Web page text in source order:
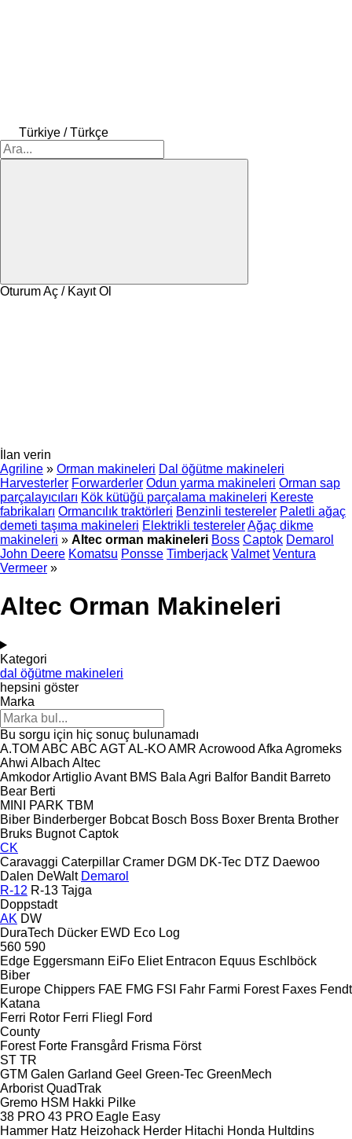
Türkiye / Türkçe
Oturum Aç / Kayıt Ol
İlan verin
Agriline » Orman makineleri Dal öğütme makineleri
Harvesterler Forwarderler Odun yarma makineleri Orman sap
parçalayıcıları Kök kütüğü parçalama makineleri Kereste
fabrikaları Ormancılık traktörleri Benzinli testereler Paletli ağaç
demeti taşıma makineleri Elektrikli testerelerAğaç dikme
makineleri » Altec orman makineleri Boss Captok Demarol
John Deere Komatsu Ponsse Timberjack Valmet Ventura
Vermeer »
Altec Orman Makineleri
Kategori
dal öğütme makineleri
hepsini göster
Marka
Bu sorgu için hiç sonuç bulunamadı
A.TOM ABC ABC AGTAL-KOAMR Acrowood Afka Agromeks
Ahwi Albach Altec
AmkodorArtiglioAvant BMS Bala Agri Balfor Bandit Barreto
Bear Berti
MINI
PARK TBM
Biber Binderberger Bobcat Bosch Boss Boxer Brenta Brother
Bruks Bugnot Captok
CK
Caravaggi Caterpillar Cramer DGM DK-Tec DTZ Daewoo
Dalen DeWalt Demarol
R-12 R-13 Tajga
Doppstadt
AK DW
DuraTech Dücker EWD Eco Log
560 590
Edge Eggersmann EiFo Eliet Entracon Equus Eschlböck
Biber
Europe Chippers FAE FMG FSI Fahr Farmi Forest Faxes Fendt
Katana
Ferri Rotor Ferri Fliegl
Ford
County
Forest Forte Fransgård Frisma Först
ST TR
GTM Galen Garland Geel Green-Tec GreenMech
Arborist QuadTrak
Gremo HSM Hakki Pilke
38 PRO 43 PRO Eagle Easy
Hammer Hatz Heizohack Herder Hitachi Honda Hultdins